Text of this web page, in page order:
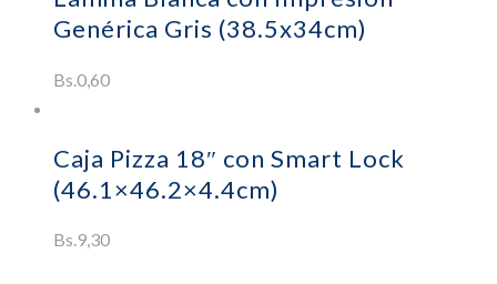
Genérica Gris (38.5x34cm)
Bs. 0,60
Caja Pizza 18″ con Smart Lock
(46.1×46.2×4.4cm)
Bs.9,30